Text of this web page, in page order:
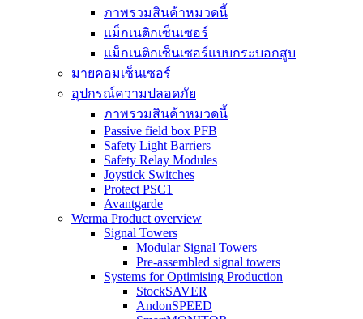
ภาพรวมสินค้าหมวดนี้
แม็กเนติกเซ็นเซอร์
แม็กเนติกเซ็นเซอร์แบบกระบอกสูบ
มายคอมเซ็นเซอร์
อุปกรณ์ความปลอดภัย
ภาพรวมสินค้าหมวดนี้
Passive field box PFB
Safety Light Barriers
Safety Relay Modules
Joystick Switches
Protect PSC1
Avantgarde
Werma Product overview
Signal Towers
Modular Signal Towers
Pre-assembled signal towers
Systems for Optimising Production
StockSAVER
AndonSPEED